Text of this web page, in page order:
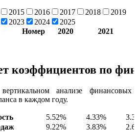
2015 2016 2017 2018
2019
2023 2024
2025
Номер
2020 2021
коэффициентов по
анализе финансовых
в каждом году.
5.52% 4.33%
9.22% 3.83%